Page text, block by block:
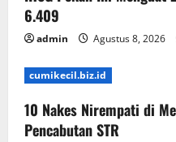
6.409
admin Agustus 8, 2026
cumikecil.biz.id
10 Nakes Nirempati di
Pencabutan STR